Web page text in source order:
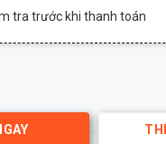
tra trước khi thanh toán
G0724 số lượng